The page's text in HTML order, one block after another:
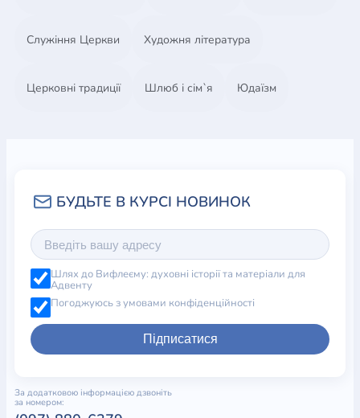
Служіння Церкви Художня література
Церковні традиції Шлюб і сім`я Юдаїзм
Шлях до Вифлеєму: духовні історії та матеріали для
Адвенту
Погоджуюсь з умовами конфіденційності
Підписатися
За додатковою інформацією дзвоніть
за номером: